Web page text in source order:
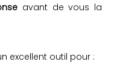
avant de vous la
excellent outil pour :